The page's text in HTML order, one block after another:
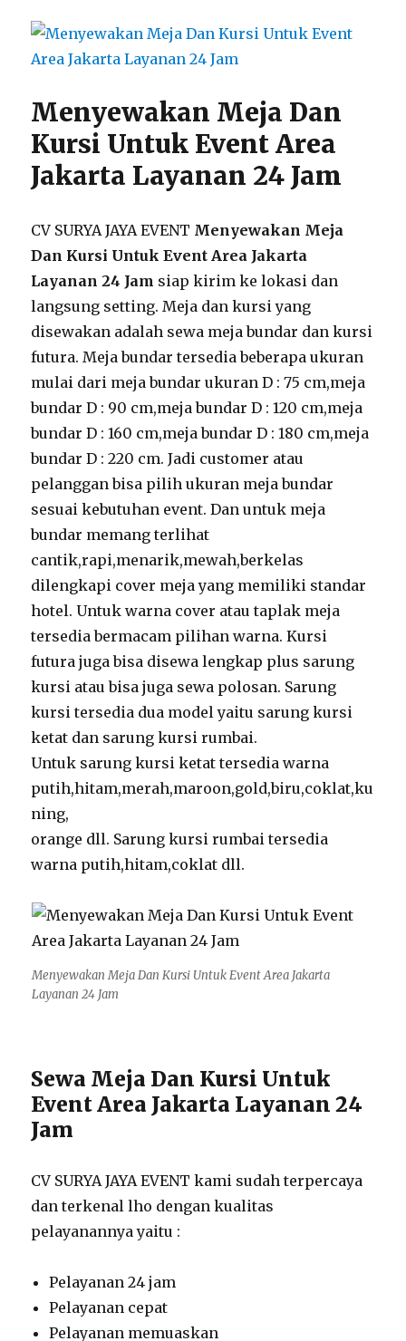
Event
Menyewakan Meja Dan
Kursi Untuk Event Area
Jakarta Layanan 24 Jam
CV SURYA JAYA EVENT Menyewakan Meja
Dan Kursi Untuk Event Area Jakarta
Layanan 24 Jam siap kirim ke lokasi dan
langsung setting. Meja dan kursi yang
disewakan adalah sewa meja bundar dan kursi
futura. Meja bundar tersedia beberapa ukuran
mulai dari meja bundar ukuran D : 75 cm,meja
bundar D : 90 cm,meja bundar D : 120 cm,meja
bundar D : 160 cm,meja bundar D : 180 cm,meja
bundar D : 220 cm. Jadi customer atau
pelanggan bisa pilih ukuran meja bundar
sesuai kebutuhan event. Dan untuk meja
bundar memang terlihat
cantik,rapi,menarik,mewah,berkelas
dilengkapi cover meja yang memiliki standar
hotel. Untuk warna cover atau taplak meja
tersedia bermacam pilihan warna. Kursi
futura juga bisa disewa lengkap plus sarung
kursi atau bisa juga sewa polosan. Sarung
kursi tersedia dua model yaitu sarung kursi
ketat dan sarung kursi rumbai.
Untuk sarung kursi ketat tersedia warna
putih,hitam,merah,maroon,gold,biru,coklat,ku
ning,
orange dll. Sarung kursi rumbai tersedia
warna putih,hitam,coklat dll.
Menyewakan Meja Dan Kursi Untuk Event Area Jakarta
Layanan 24 Jam
Sewa Meja Dan Kursi Untuk
Event Area Jakarta Layanan 24
Jam
CV SURYA JAYA EVENT kami sudah terpercaya
dan terkenal lho dengan kualitas
pelayanannya yaitu :
Pelayanan 24 jam
Pelayanan cepat
Pelayanan memuaskan